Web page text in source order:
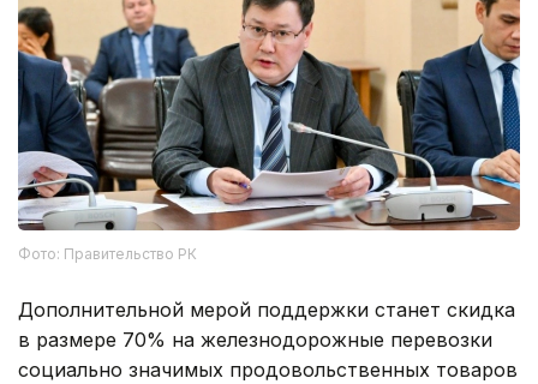
Фото: Правительство РК
Дополнительной мерой поддержки станет скидка
в размере 70% на железнодорожные перевозки
социально значимых продовольственных товаров